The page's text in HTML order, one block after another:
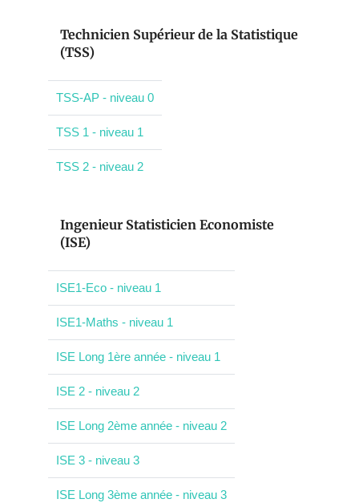
Technicien Supérieur de la Statistique
(TSS)
TSS-AP - niveau 0
TSS 1 - niveau 1
TSS 2 - niveau 2
Ingenieur Statisticien Economiste
(ISE)
ISE1-Eco - niveau 1
ISE1-Maths - niveau 1
ISE Long 1ère année - niveau 1
ISE 2 - niveau 2
ISE Long 2ème année - niveau 2
ISE 3 - niveau 3
ISE Long 3ème année - niveau 3